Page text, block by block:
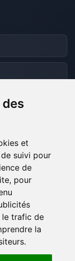
et
suivi pour
de
pour
le trafic de
la